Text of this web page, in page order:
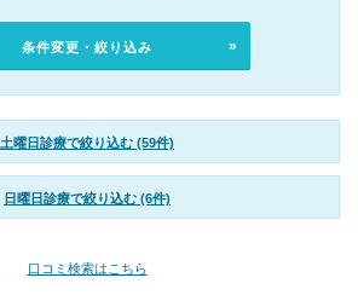
条件変更・絞り込み
土曜日診療で絞り込む (59件)
日曜日診療で絞り込む (6件)
口コミ検索はこちら